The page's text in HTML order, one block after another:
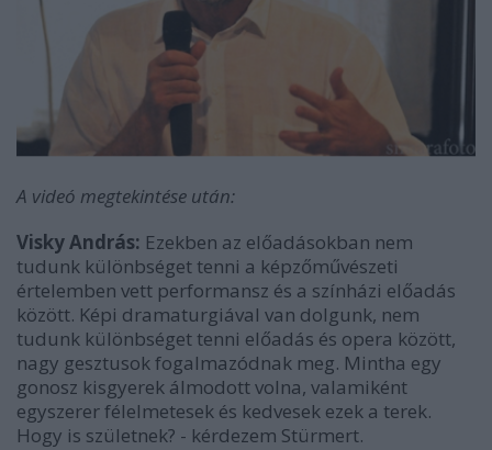
A videó megtekintése után:
Visky András: Ezekben az előadásokban nem
tudunk különbséget tenni a képzőművészeti
értelemben vett performansz és a színházi előadás
között. Képi dramaturgiával van dolgunk, nem
tudunk különbséget tenni előadás és opera között,
nagy gesztusok fogalmazódnak meg. Mintha egy
gonosz kisgyerek álmodott volna, valamiként
egyszerer félelmetesek és kedvesek ezek a terek.
Hogy is születnek? - kérdezem Stürmert.